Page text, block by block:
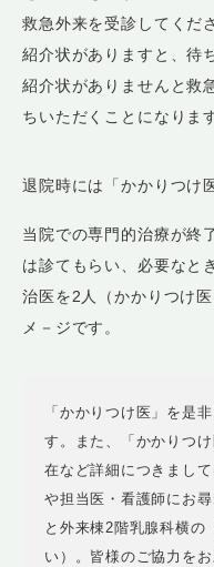
救急外来を受診してくだ
紹介状がありますと、待
紹介状がありませんと救
ちいただくことになりま
退院時には「かかりつけ
当院での専門的治療が終
は診てもらい、必要なと
治医を2人（かかりつけ
メ－ジです。
「かかりつけ医」を是
す。また、「かかりつ
在など詳細につきまし
や担当医・看護師にお
と外来棟2階乳腺科横の
い）。皆様のご協力をお